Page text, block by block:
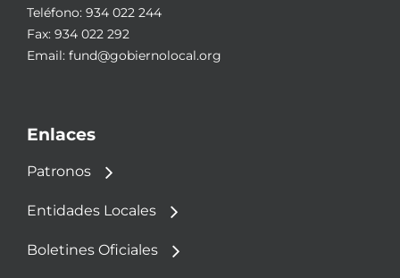
Teléfono: 934 022 244
Fax: 934 022 292
Email: fund@gobiernolocal.org
Enlaces
Patronos
Entidades Locales
Boletines Oficiales